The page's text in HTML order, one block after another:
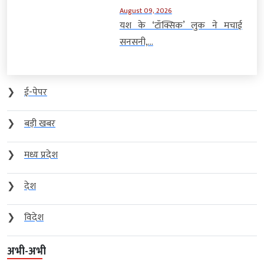
August 09, 2026
यश के ‘टॉक्सिक’ लुक ने मचाई
सनसनी,...
❯
ई-पेपर
❯
बड़ी खबर
❯
मध्य प्रदेश
❯
देश
❯
विदेश
अभी-अभी